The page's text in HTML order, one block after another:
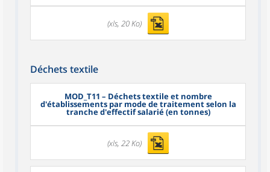
(xls, 20 Ko)
Déchets textile
MOD_T11 – Déchets textile et nombre
d'établissements par mode de traitement selon la
tranche d'effectif salarié (en tonnes)
(xls, 22 Ko)